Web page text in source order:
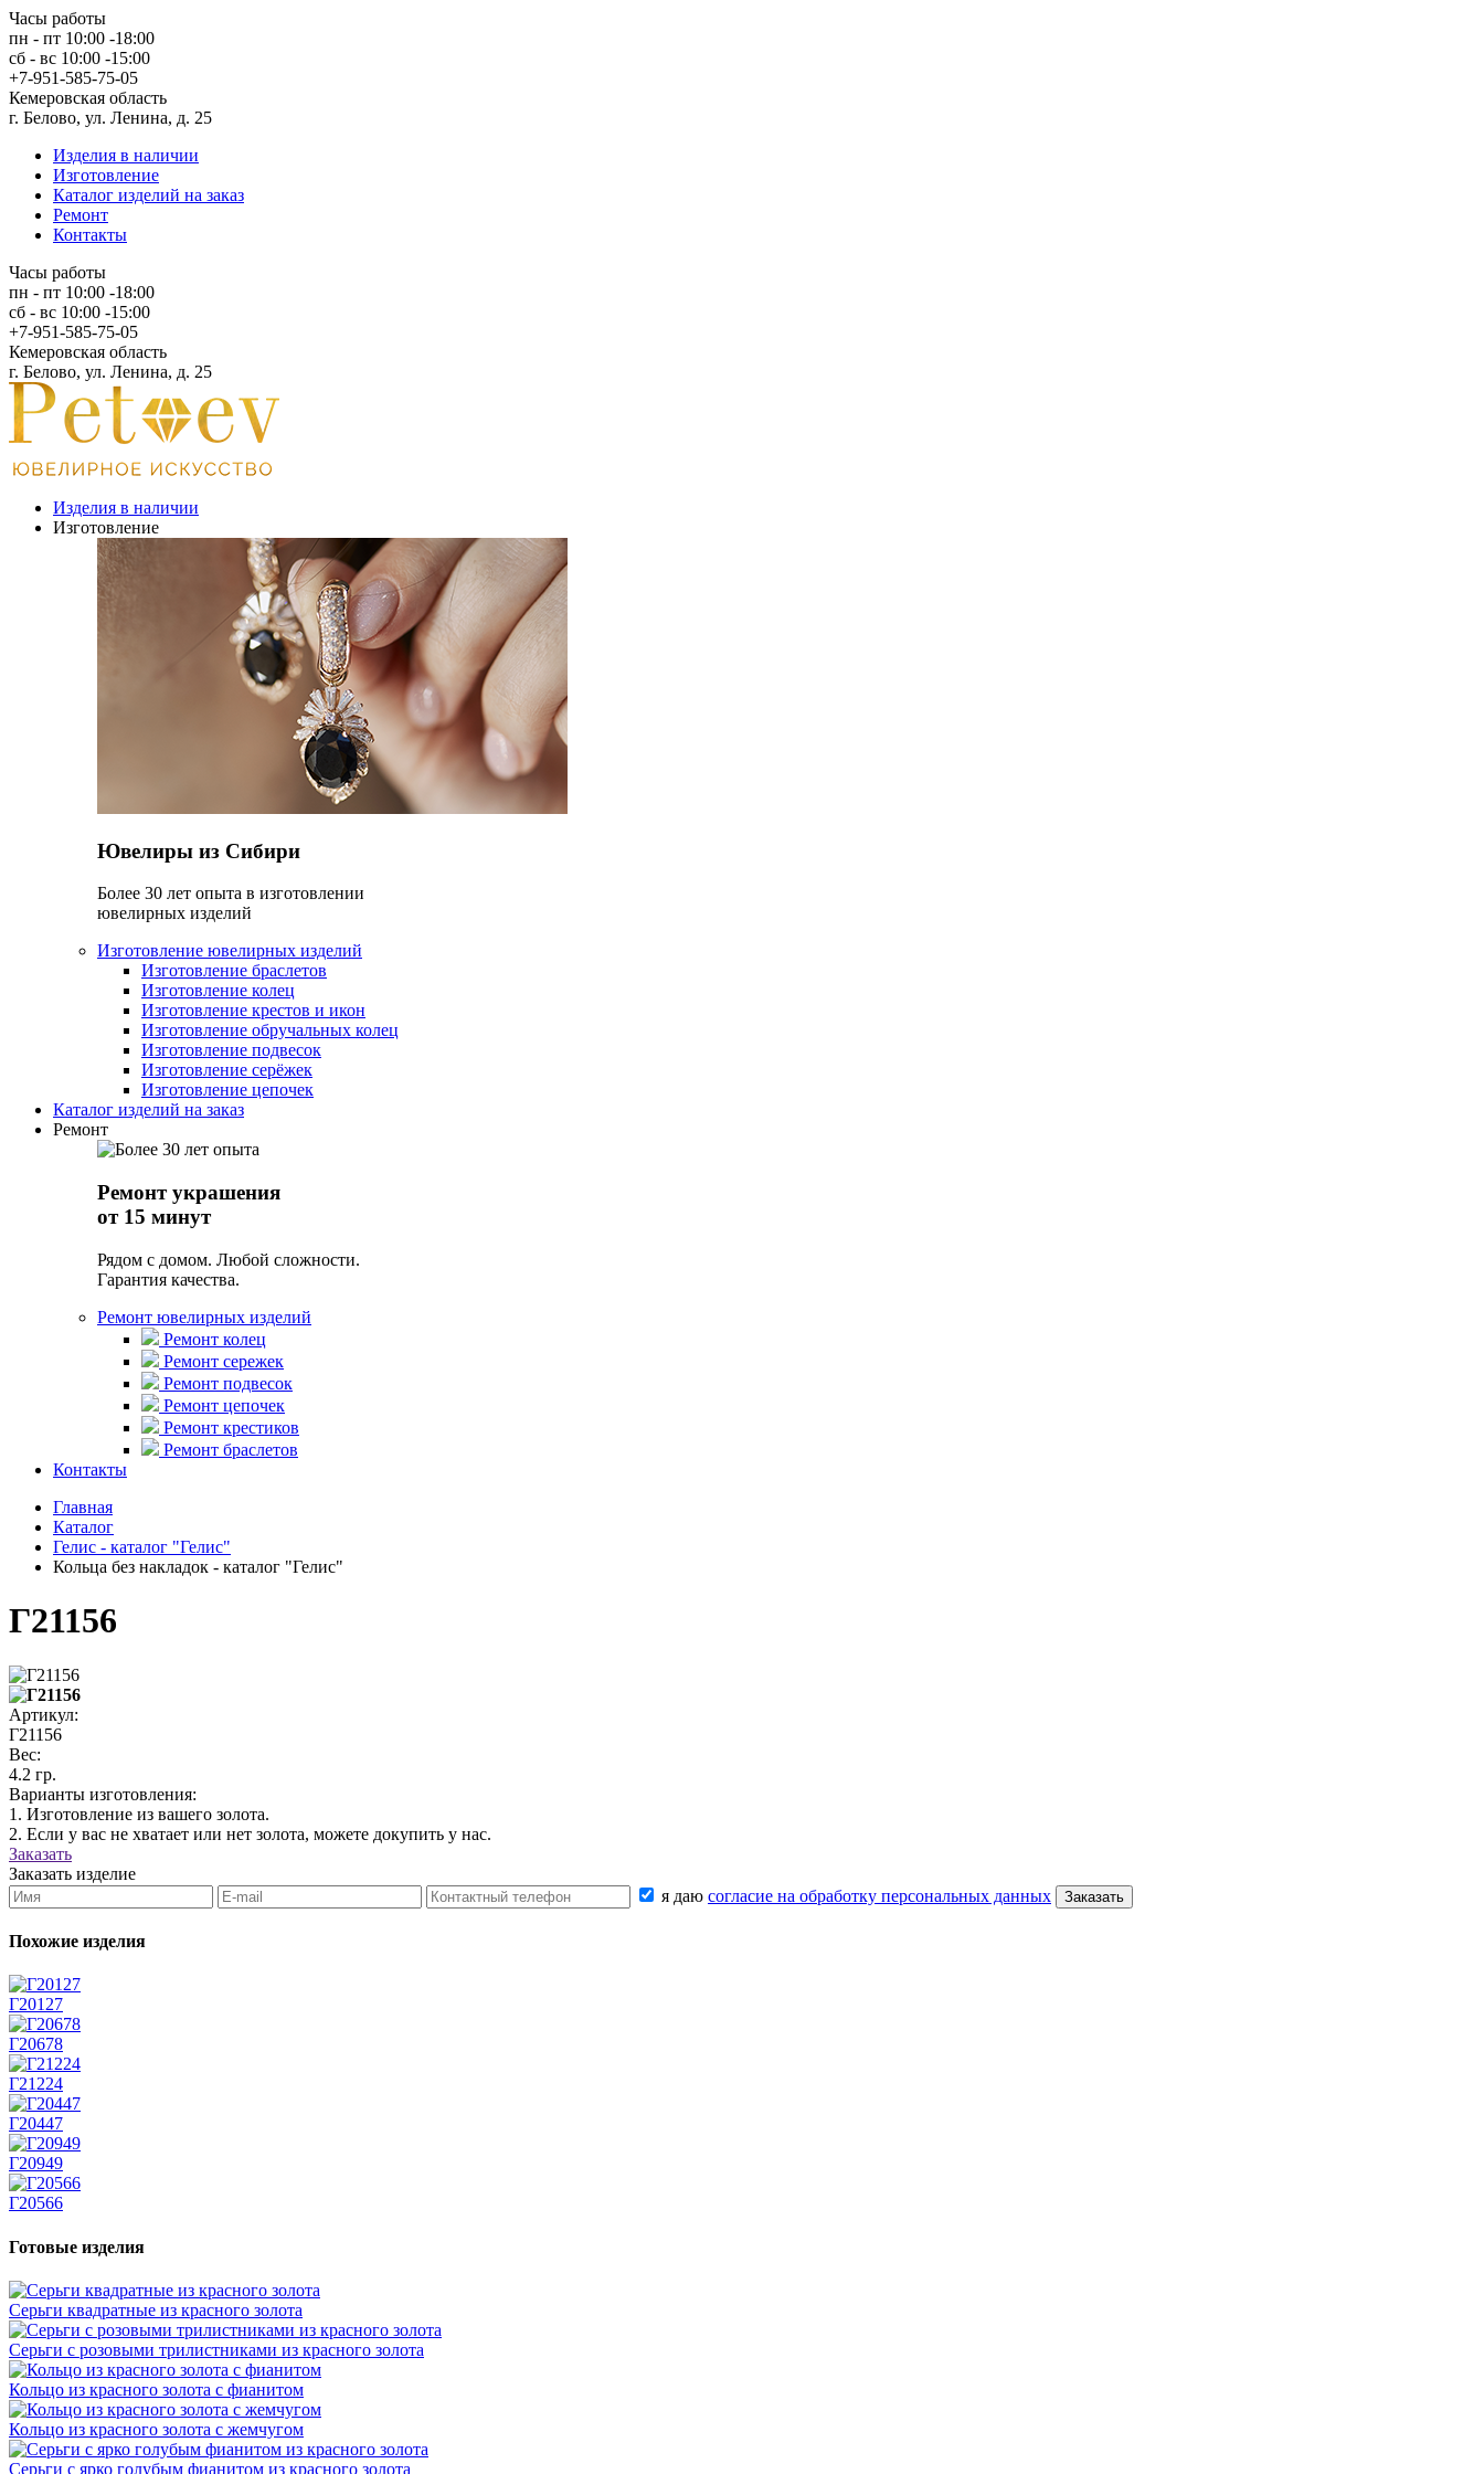
Часы работы
пн - пт 10:00 -18:00
сб - вс 10:00 -15:00
+7-951-585-75-05
Кемеровская область
г. Белово, ул. Ленина, д. 25
Изделия в наличии
Изготовление
Каталог изделий на заказ
Ремонт
Контакты
Часы работы
пн - пт 10:00 -18:00
сб - вс 10:00 -15:00
+7-951-585-75-05
Кемеровская область
г. Белово, ул. Ленина, д. 25
Изделия в наличии
Изготовление
Ювелиры из Сибири
Более 30 лет опыта в изготовлении
ювелирных изделий
Изготовление ювелирных изделий
Изготовление браслетов
Изготовление колец
Изготовление крестов и икон
Изготовление обручальных колец
Изготовление подвесок
Изготовление серёжек
Изготовление цепочек
Каталог изделий на заказ
Ремонт
Ремонт украшения
от 15 минут
Рядом с домом. Любой сложности.
Гарантия качества.
Ремонт ювелирных изделий
Ремонт колец
Ремонт сережек
Ремонт подвесок
Ремонт цепочек
Ремонт крестиков
Ремонт браслетов
Контакты
Главная
Каталог
Гелис - каталог "Гелис"
Кольца без накладок - каталог "Гелис"
Г21156
Артикул:
Г21156
Вес:
4.2 гр.
Варианты изготовления:
1. Изготовление из вашего золота.
2. Если у вас не хватает или нет золота, можете докупить у нас.
Заказать
Заказать изделие
я даю согласие на обработку персональных данных
Похожие изделия
Г20127
Г20678
Г21224
Г20447
Г20949
Г20566
Готовые изделия
Серьги квадратные из красного золота
Серьги с розовыми трилистниками из красного золота
Кольцо из красного золота с фианитом
Кольцо из красного золота с жемчугом
Серьги с ярко голубым фианитом из красного золота